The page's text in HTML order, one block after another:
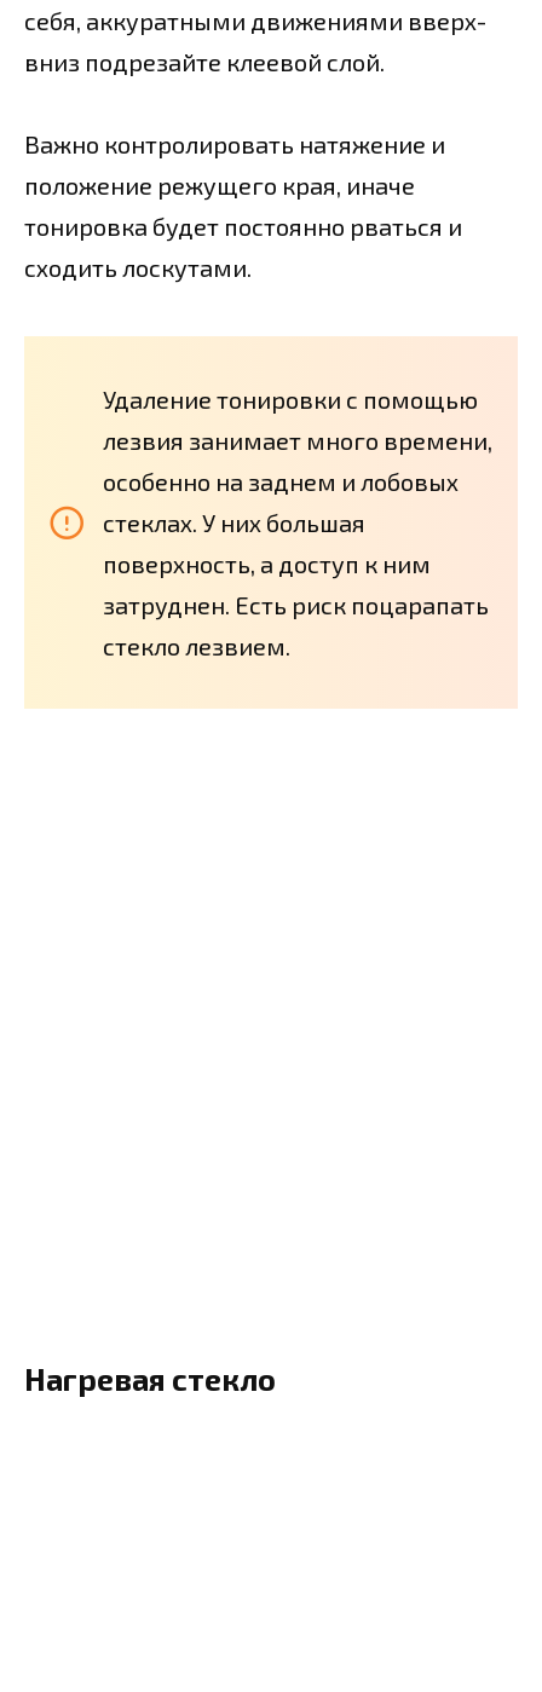
себя, аккуратными движениями вверх-
вниз подрезайте клеевой слой.
Важно контролировать натяжение и
положение режущего края, иначе
тонировка будет постоянно рваться и
сходить лоскутами.
Удаление тонировки с помощью
лезвия занимает много времени,
особенно на заднем и лобовых
стеклах. У них большая
поверхность, а доступ к ним
затруднен. Есть риск поцарапать
стекло лезвием.
Нагревая стекло